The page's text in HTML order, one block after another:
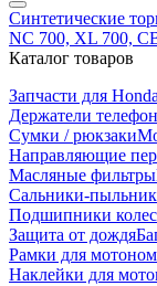
Синтетические
NC 700, XL 700,
Каталог товаров
Запчасти для
Держатели
Сумки / рюкзаки
Направляющие
Масляные фильтры
Сальники-
Подшипники
Защита от дождя
Рамки для
Наклейки для